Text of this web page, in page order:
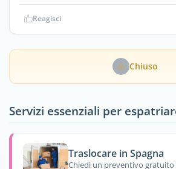
Reagisci
Chiuso
Servizi essenziali per
Traslocare in Spagna
Chiedi un preventivo